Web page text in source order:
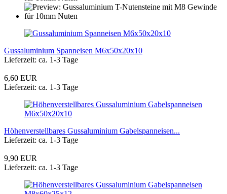
Gussaluminium Spanneisen M6x50x20x10
Lieferzeit: ca. 1-3 Tage
6,60 EUR
Lieferzeit: ca. 1-3 Tage
Höhenverstellbares Gussaluminium Gabelspanneisen...
Lieferzeit: ca. 1-3 Tage
9,90 EUR
Lieferzeit: ca. 1-3 Tage